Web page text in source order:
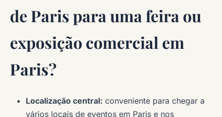
de Paris para uma feira ou
exposição comercial em
Paris?
Localização central: conveniente para chegar a
vários locais de eventos em Paris e nos